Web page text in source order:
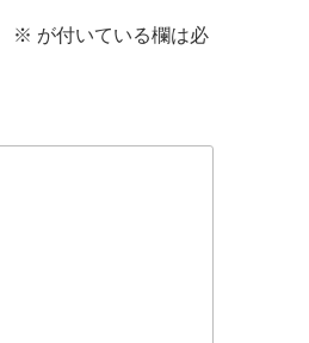
※ が付いている欄は必